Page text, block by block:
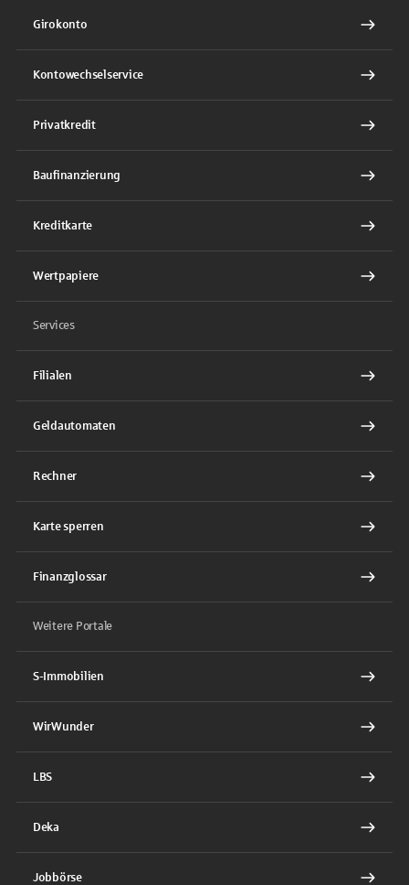
Girokonto
Kontowechselservice
Privatkredit
Baufinanzierung
Kreditkarte
Wertpapiere
Services
Filialen
Geldautomaten
Rechner
Karte sperren
Finanzglossar
Weitere Portale
S-Immobilien
WirWunder
LBS
Deka
Jobbörse